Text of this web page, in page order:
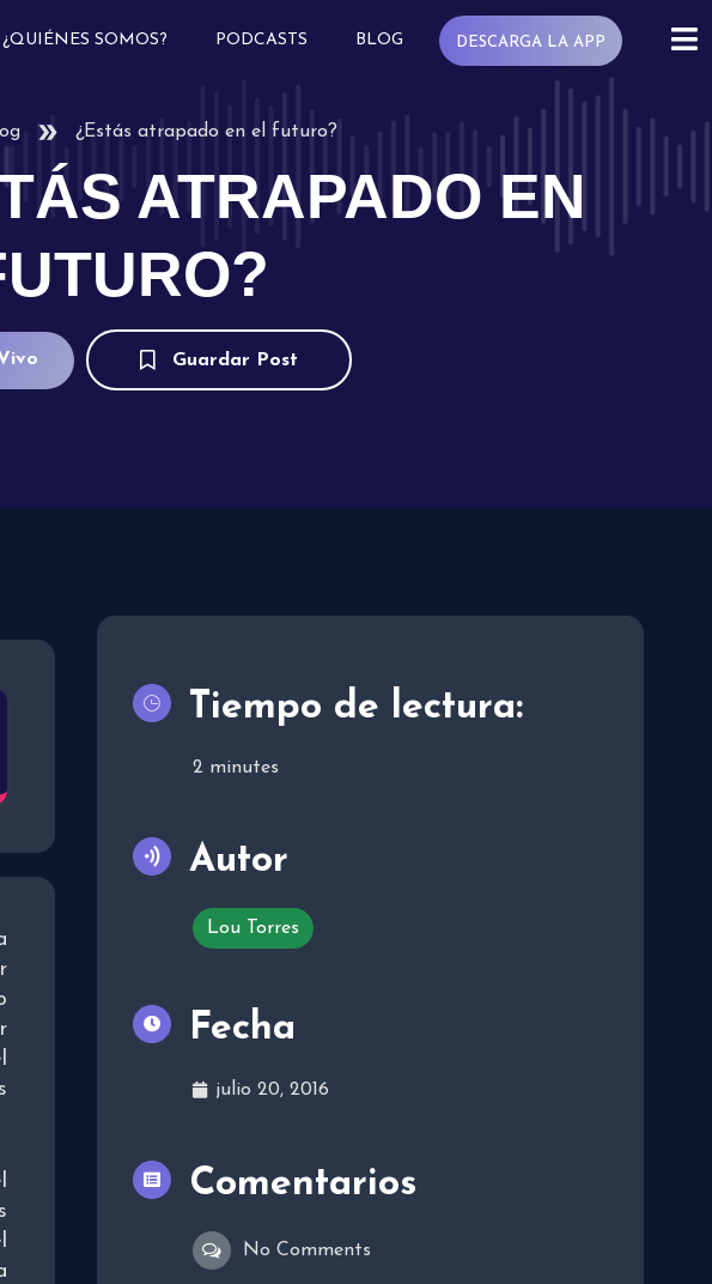
¿QUIÉNES SOMOS? PODCASTS BLOG DESCARGA LA APP
¿Estás atrapado en el futuro?
ATRAPADO EN
Guardar Post
Tiempo de lectura:
2 minutes
Autor
Lou Torres
Fecha
julio 20, 2016
Comentarios
No Comments